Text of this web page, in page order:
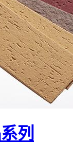
列